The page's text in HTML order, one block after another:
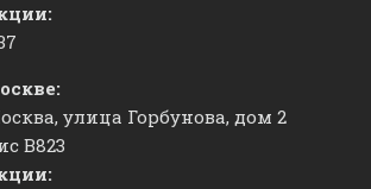
улица Горбунова, дом 2
​В823